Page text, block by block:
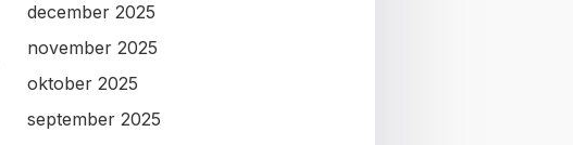
december 2025
november 2025
oktober 2025
september 2025